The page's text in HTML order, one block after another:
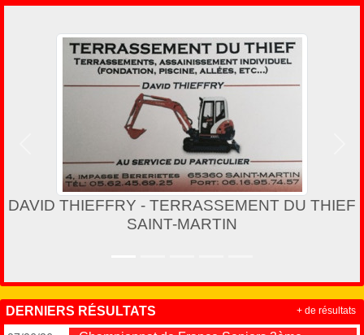
DAVID THIEFFRY - TERRASSEMENT DU THIEF
SAINT-MARTIN
DERNIERS RÉSULTATS + de résultats